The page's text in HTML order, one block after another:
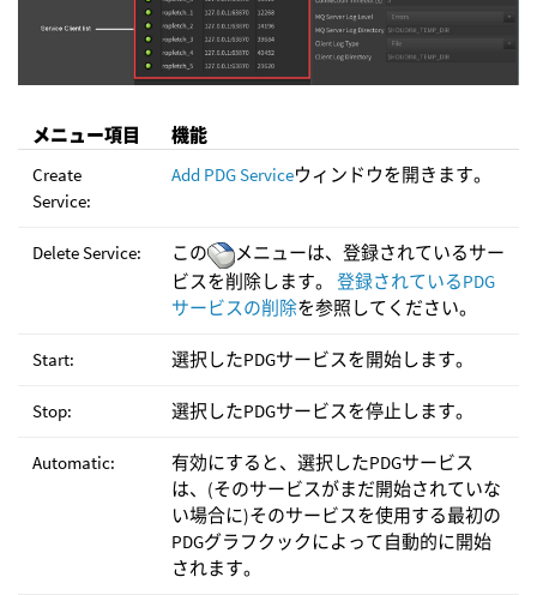
メニュー項目
機能
Create
Service:
Add PDG Serviceウィンドウを開きます。
Delete Service: この
メニューは、登録されているサー
ビスを削除します。 登録されているPDG
サービスの削除を参照してください。
Start: 選択したPDGサービスを開始します。
Stop: 選択したPDGサービスを停止します。
Automatic:
有効にすると、選択したPDGサービス
は、(そのサービスがまだ開始されていな
い場合に)そのサービスを使用する最初の
PDGグラフクックによって自動的に開始
されます。